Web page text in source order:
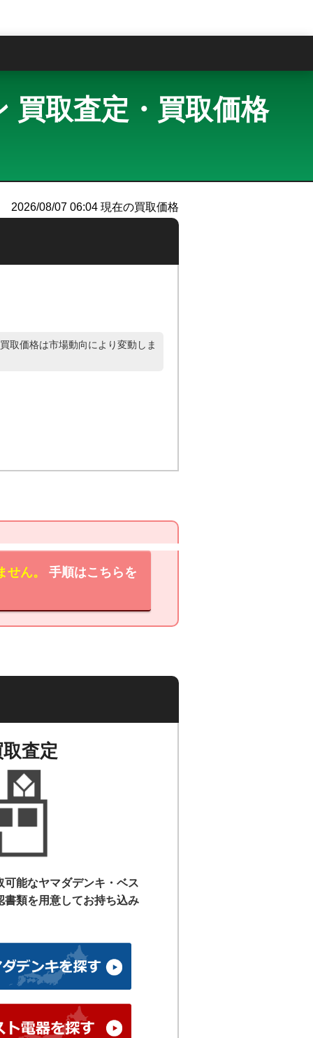
取査定・買取価格
2026/08/07 06:04 現在の買取価格
取価格は市場動向により変動しま
ん。 手順はこちらを
査定
能なヤマダデンキ・ベス
書類を用意してお持ち込み